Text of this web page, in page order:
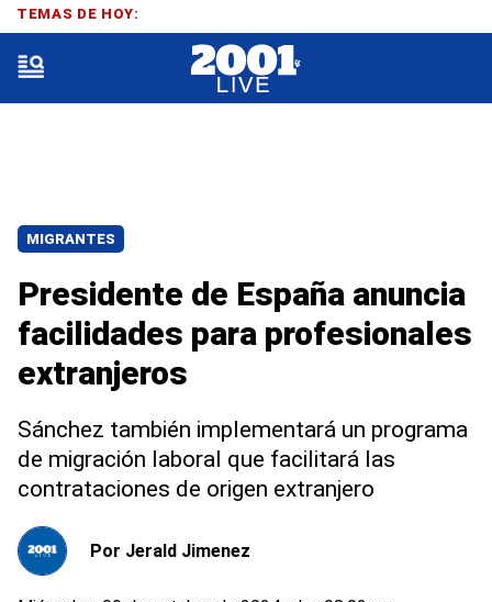
MIGRANTES
Presidente de España anuncia
facilidades para profesionales
extranjeros
Sánchez también implementará un programa
de migración laboral que facilitará las
contrataciones de origen extranjero
Por Jerald Jimenez
TEMAS DE HOY: